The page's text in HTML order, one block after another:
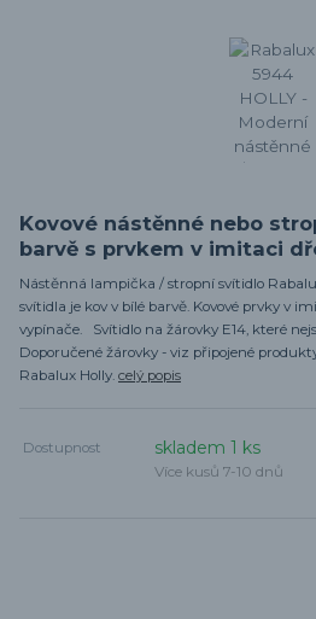
Kovové nástěnné nebo
barvě s prvkem v imitaci
Nástěnná lampička / stropní svítidlo
svítidla je kov v bílé barvě. Kovové prvky v
vypínače. Svítidlo na žárovky E14, které
Doporučené žárovky - viz připojené
Rabalux Holly. celý popis
Dostupnost skladem 1 ks
Více kusů 7-10 dnů